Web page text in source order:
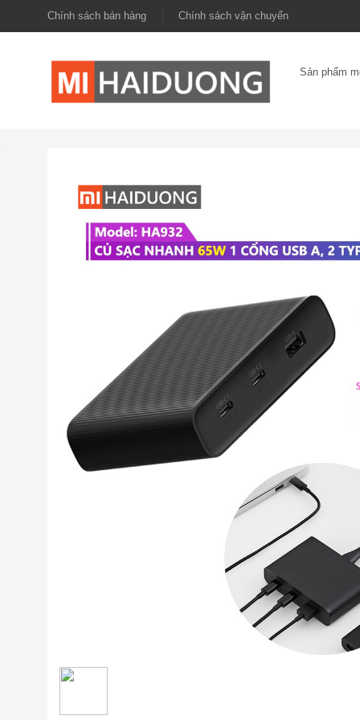
Chính sách bán hàng Chính sách vận chuyển
Sản phẩm